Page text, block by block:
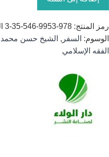
رمز المنتج: 978-9953-546-35-3
الوسوم: السفر , الشيخ حسن
الفقه الإسلامي